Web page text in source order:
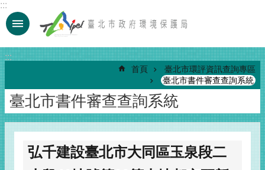
跳到主要內容區塊
:::
:::
首頁
臺北市環評資訊查詢專區
臺北市書件審查查詢系統
臺北市書件審查查詢系統
弘千建設臺北市大同區玉泉段二